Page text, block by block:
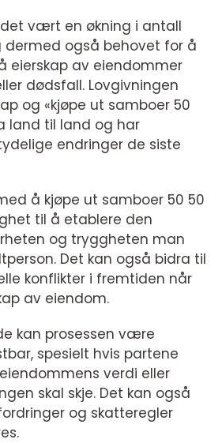
det vært en økning i antall
dermed også behovet for å
eierskap av eiendommer
dødsfall. Lovgivningen
og «kjøpe ut samboer 50
land til land og har
endringer de siste
å kjøpe ut samboer 50 50
til å etablere den
og tryggheten man
Det kan også bidra til
konflikter i fremtiden når
av eiendom.
kan prosessen være
spesielt hvis partene
verdi eller
skal skje. Det kan også
og skatteregler